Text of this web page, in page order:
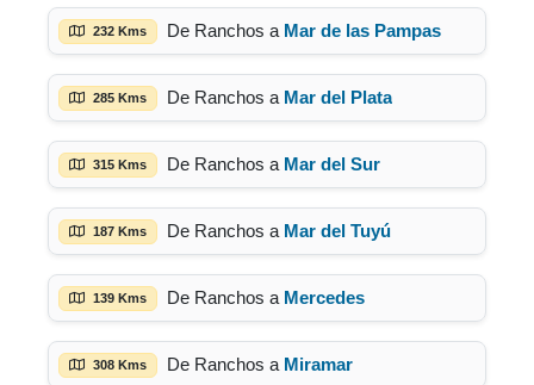
232 Kms De Ranchos a Mar de las Pampas
285 Kms De Ranchos a Mar del Plata
315 Kms De Ranchos a Mar del Sur
187 Kms De Ranchos a Mar del Tuyú
139 Kms De Ranchos a Mercedes
308 Kms De Ranchos a Miramar